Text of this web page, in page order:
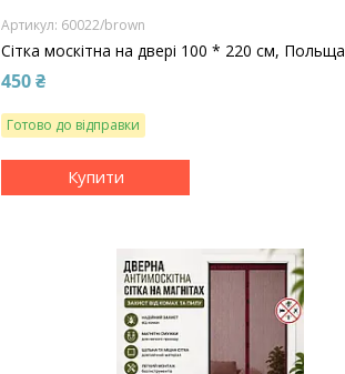
60022/brown
Сітка москітна на двері 100 * 220 см, Польща
450 ₴
Готово до відправки
Купити